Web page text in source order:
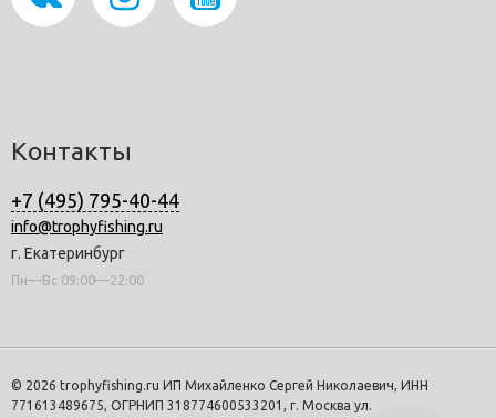
Контакты
+7 (495) 795-40-44
info@trophyfishing.ru
г. Екатеринбург
Пн—Вс 09:00—22:00
© 2026 trophyfishing.ru ИП Михайленко Сергей Николаевич, ИНН
771613489675, ОГРНИП 318774600533201, г. Москва ул.